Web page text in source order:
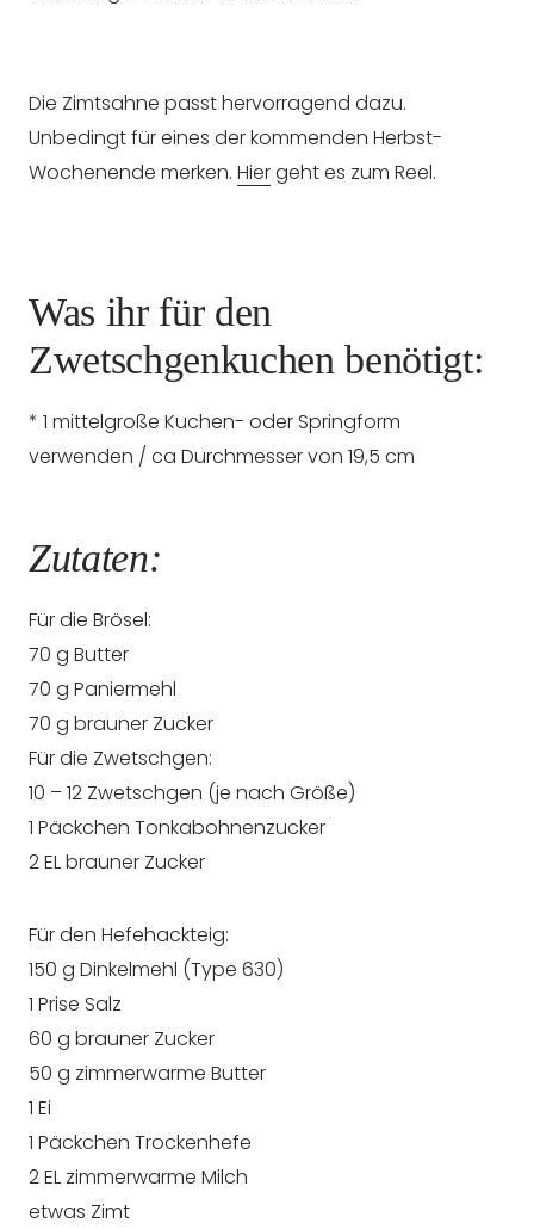
Die Zimtsahne passt hervorragend dazu.
Unbedingt für eines der kommenden Herbst-
Wochenende merken. Hiergeht es zum Reel.
Was ihr für den
Zwetschgenkuchen benötigt:
* 1 mittelgroße Kuchen- oder Springform
verwenden / ca Durchmesser von 19,5 cm
Zutaten:
Für die Brösel:
70 g Butter
70 g Paniermehl
70 g brauner Zucker
Für die Zwetschgen:
10 – 12 Zwetschgen (je nach Größe)
1 Päckchen Tonkabohnenzucker
2 EL brauner Zucker
Für den Hefehackteig:
150 g Dinkelmehl (Type 630)
1 Prise Salz
60 g brauner Zucker
50 g zimmerwarme Butter
1 Ei
1 Päckchen Trockenhefe
2 EL zimmerwarme Milch
etwas Zimt